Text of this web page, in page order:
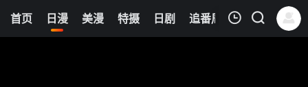
首页 日漫 美漫 特摄 日剧 追番周表 今日更新
0